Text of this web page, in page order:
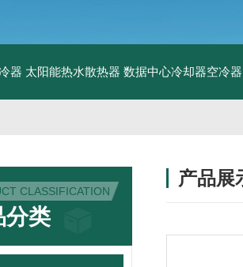
器 太阳能热水散热器 数据中心冷却器空冷器
CLASSIFICATION
分类
产品展